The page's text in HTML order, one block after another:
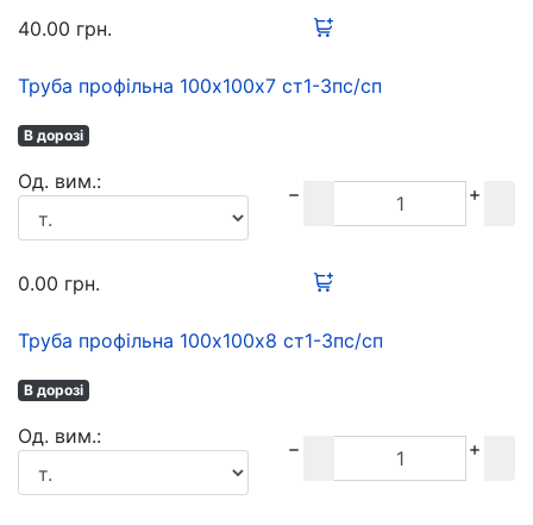
40.00 грн.
Труба профільна 100х100х7 ст1-3пс/сп
В дорозі
Oд. вим.:
0.00 грн.
Труба профільна 100х100х8 ст1-3пс/сп
В дорозі
Oд. вим.: